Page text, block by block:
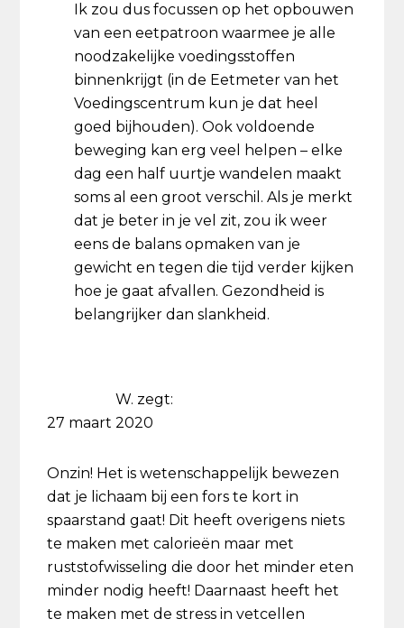
Ik zou dus focussen op het opbouwen
van een eetpatroon waarmee je alle
noodzakelijke voedingsstoffen
binnenkrijgt (in de Eetmeter van het
Voedingscentrum kun je dat heel
goed bijhouden). Ook voldoende
beweging kan erg veel helpen – elke
dag een half uurtje wandelen maakt
soms al een groot verschil. Als je merkt
dat je beter in je vel zit, zou ik weer
eens de balans opmaken van je
gewicht en tegen die tijd verder kijken
hoe je gaat afvallen. Gezondheid is
belangrijker dan slankheid.
W. zegt:
27 maart 2020
Onzin! Het is wetenschappelijk bewezen
dat je lichaam bij een fors te kort in
spaarstand gaat! Dit heeft overigens niets
te maken met calorieën maar met
ruststofwisseling die door het minder eten
minder nodig heeft! Daarnaast heeft het
te maken met de stress in vetcellen